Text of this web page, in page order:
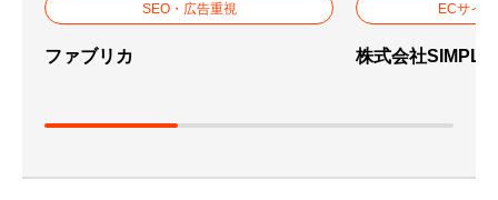
SEO・広告重視
ファブリカ
ECサイ
株式会社SIMPLE